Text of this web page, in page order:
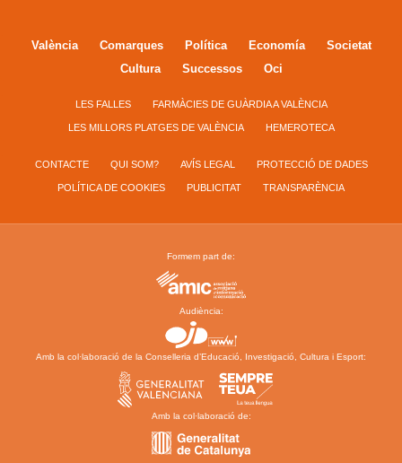
València Comarques Política Economía
Societat
Cultura
Successos Oci
LES FALLES FARMÀCIES DE GUÀRDIA A VALÈNCIA
LES MILLORS PLATGES DE VALÈNCIA HEMEROTECA
CONTACTE QUI SOM? AVÍS LEGAL PROTECCIÓ DE DADES
POLÍTICA DE COOKIES PUBLICITAT TRANSPARÈNCIA
Formem part de:
Audiència:
Amb la col·laboració de la Conselleria d’Educació, Investigació, Cultura i Esport:
Amb la col·laboració de: